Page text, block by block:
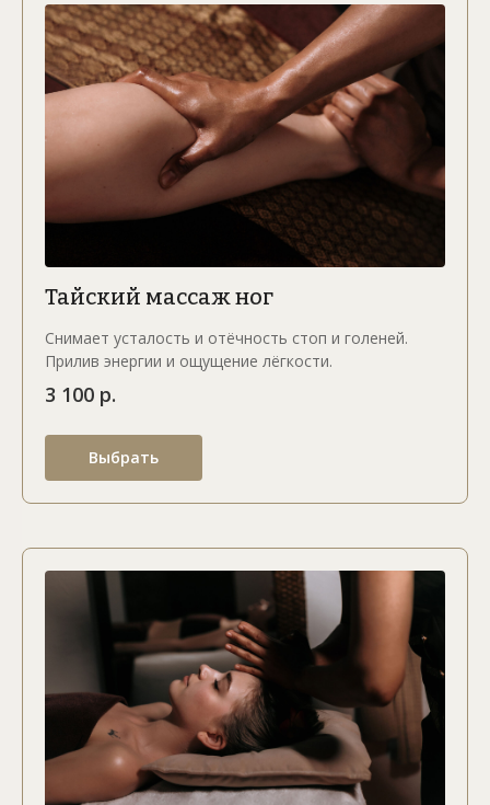
Тайский массаж ног
Снимает усталость и отёчность стоп и голеней.
Прилив энергии и ощущение лёгкости.
3 100 р.
Выбрать